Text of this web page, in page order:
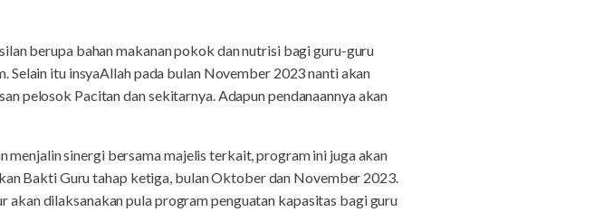
berupa bahan makanan pokok dan nutrisi bagi guru-guru
Selain itu insyaAllah pada bulan November 2023 nanti akan
pelosok Pacitan dan sekitarnya. Adapun pendanaannya akan
sinergi bersama majelis terkait, program ini juga akan
Bakti Guru tahap ketiga, bulan Oktober dan November 2023.
dilaksanakan pula program penguatan kapasitas bagi guru